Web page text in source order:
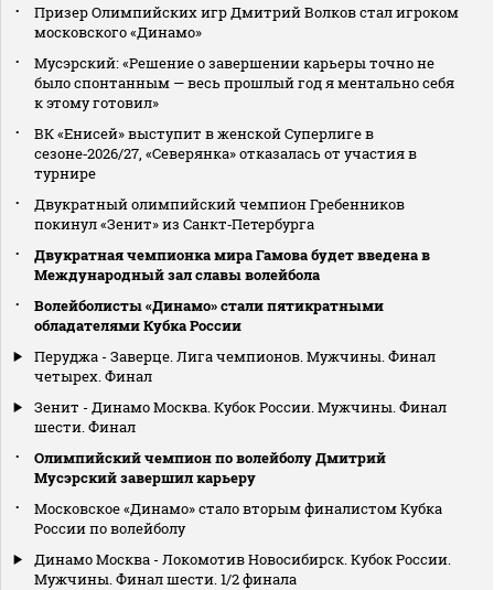
Призер Олимпийских игр Дмитрий Волков стал игроком
московского «Динамо»
Мусэрский: «Решение о завершении карьеры точно не
было спонтанным — весь прошлый год я ментально себя
к этому готовил»
ВК «Енисей» выступит в женской Суперлиге в
сезоне‑2026/27, «Северянка» отказалась от участия в
турнире
Двукратный олимпийский чемпион Гребенников
покинул «Зенит» из Санкт‑Петербурга
Двукратная чемпионка мира Гамова будет введена в
Международный зал славы волейбола
Волейболисты «Динамо» стали пятикратными
обладателями Кубка России
Перуджа - Заверце. Лига чемпионов. Мужчины. Финал
четырех. Финал
Зенит - Динамо Москва. Кубок России. Мужчины. Финал
шести. Финал
Олимпийский чемпион по волейболу Дмитрий
Мусэрский завершил карьеру
Московское «Динамо» стало вторым финалистом Кубка
России по волейболу
Динамо Москва - Локомотив Новосибирск. Кубок России.
Мужчины. Финал шести. 1/2 финала